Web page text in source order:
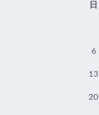
日
6
13
20